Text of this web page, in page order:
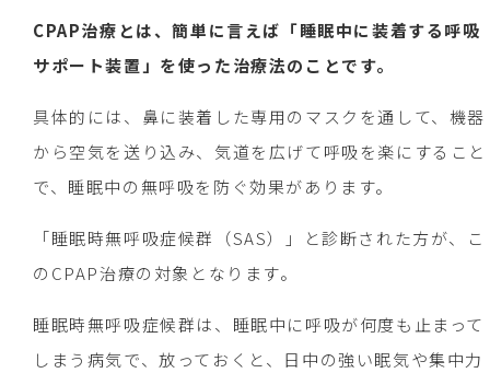
CPAP治療とは、簡単に言えば「睡眠中に装着する呼吸
サポート装置」を使った治療法のことです。
具体的には、鼻に装着した専用のマスクを通して、機器
から空気を送り込み、気道を広げて呼吸を楽にすること
で、睡眠中の無呼吸を防ぐ効果があります。
「睡眠時無呼吸症候群（SAS）」と診断された方が、こ
のCPAP治療の対象となります。
睡眠時無呼吸症候群は、睡眠中に呼吸が何度も止まって
しまう病気で、放っておくと、日中の強い眠気や集中力